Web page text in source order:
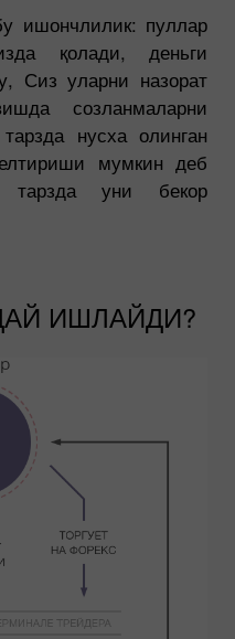
ишончлилик: пуллар
қолади, деньги
Сиз уларни назорат
созланмаларни
нусха олинган
мумкин деб
тарзда уни бекор
ИШЛАЙДИ?